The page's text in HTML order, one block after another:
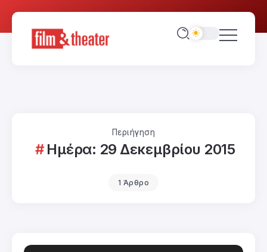
Περιήγηση
Ημέρα: 29 Δεκεμβρίου 2015
1 Άρθρο